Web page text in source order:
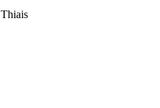
Thiais